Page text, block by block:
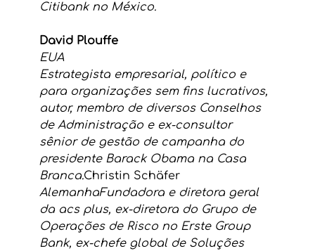
Citibank no México.
David Plouffe
EUA
Estrategista empresarial, político e
para organizações sem fins lucrativos,
autor, membro de diversos Conselhos
de Administração e ex-consultor
sênior de gestão de campanha do
presidente Barack Obama na Casa
Branca.Christin Schäfer
AlemanhaFundadora e diretora geral
da acs plus, ex-diretora do Grupo de
Operações de Risco no Erste Group
Bank, ex-chefe global de Soluções